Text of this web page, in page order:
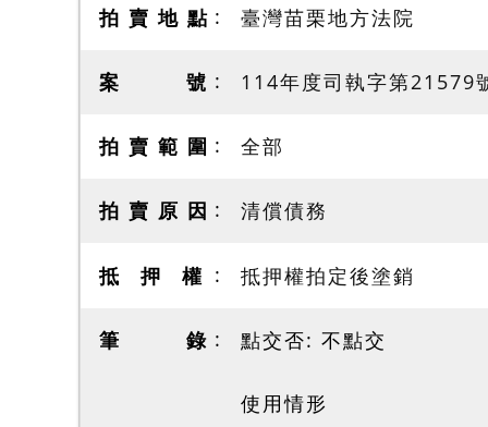
拍 賣 地 點 臺灣苗栗地方法院
案 號 114年度司執字第21579
拍 賣 範 圍 全部
拍 賣 原 因 清償債務
抵 押 權 抵押權拍定後塗銷
筆 錄 點交否: 不點交
使用情形